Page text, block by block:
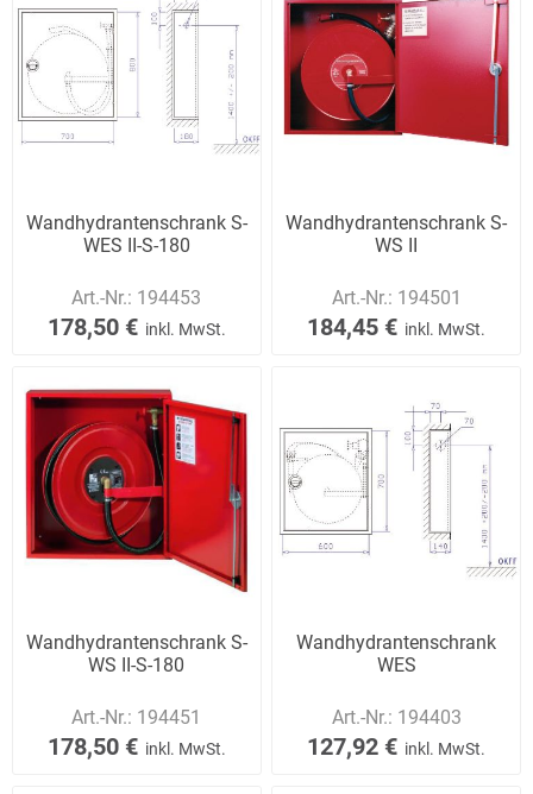
Wandhydrantenschrank S-
WES II-S-180
Art.-Nr.: 194453
178,50 € inkl. MwSt.
Wandhydrantenschrank S-
WS II
Art.-Nr.: 194501
184,45 € inkl. MwSt.
Wandhydrantenschrank S-
WS II-S-180
Art.-Nr.: 194451
178,50 € inkl. MwSt.
Wandhydrantenschrank
WES
Art.-Nr.: 194403
127,92 € inkl. MwSt.